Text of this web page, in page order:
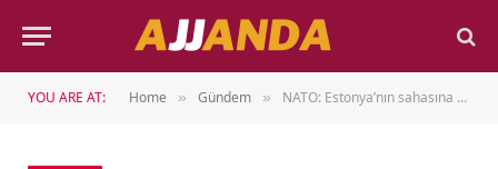
YOU ARE AT: Home » Gündem » NATO: Estonya’nın sahasına giren Rus jetleri durduruldu